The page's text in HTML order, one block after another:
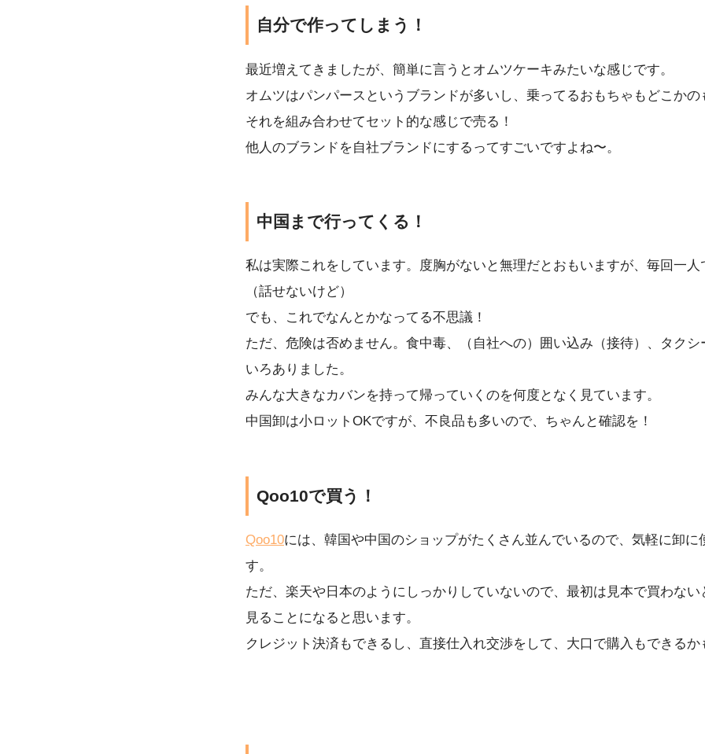
自分で作ってしまう！
最近増えてきましたが、簡単に言うとオムツケーキみたいな感じです。
オムツはパンパースというブランドが多いし、乗ってるおもちゃもどこかの
それを組み合わせてセット的な感じで売る！
他人のブランドを自社ブランドにするってすごいですよね〜。
中国まで行ってくる！
私は実際これをしています。度胸がないと無理だとおもいますが、毎回一人
（話せないけど）
でも、これでなんとかなってる不思議！
ただ、危険は否めません。食中毒、（自社への）囲い込み（接待）、タクシ
いろありました。
みんな大きなカバンを持って帰っていくのを何度となく見ています。
中国卸は小ロットOKですが、不良品も多いので、ちゃんと確認を！
Qoo10で買う！
Qoo10には、韓国や中国のショップがたくさん並んでいるので、気軽に卸に
す。
ただ、楽天や日本のようにしっかりしていないので、最初は見本で買わない
見ることになると思います。
クレジット決済もできるし、直接仕入れ交渉をして、大口で購入もできるか